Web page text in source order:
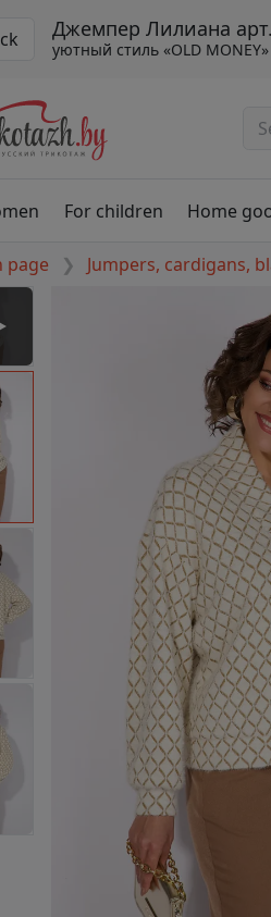
Джемпер Лилиана
уютный стиль «OLD MONEY»
For children Home
page Jumpers, cardigans,